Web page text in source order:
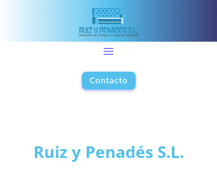
Contacto
Ruiz y Penadés S.L.